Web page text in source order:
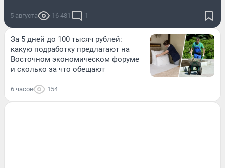
5 августа 16 481 1
За 5 дней до 100 тысяч рублей:
какую подработку предлагают на
Восточном экономическом форуме
и сколько за что обещают
6 часов 154